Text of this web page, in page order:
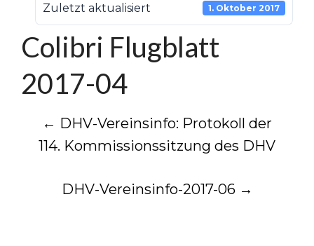
Zuletzt aktualisiert 1. Oktober 2017
Colibri Flugblatt
2017-04
Post
navigation
← DHV-Vereinsinfo: Protokoll der
114. Kommissionssitzung des DHV
DHV-Vereinsinfo-2017-06 →